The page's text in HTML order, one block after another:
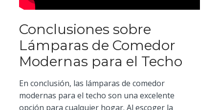
Conclusiones sobre
Lámparas de Comedor
Modernas para el Techo
En conclusión, las lámparas de comedor
modernas para el techo son una excelente
opción para cualquier hogar. Al escoger la